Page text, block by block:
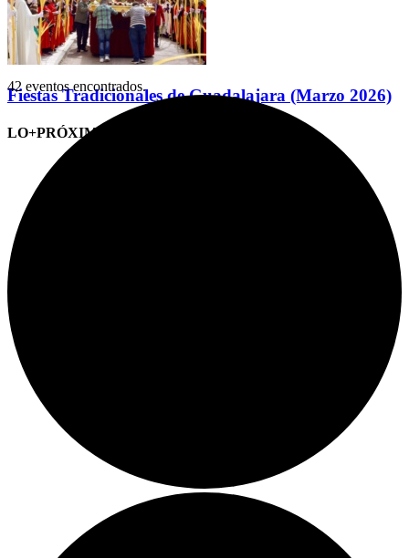
Fiestas Tradicionales de Guadalajara (Marzo 2026)
LO+PRÓXIMO (CITAS)
42 eventos encontrados.